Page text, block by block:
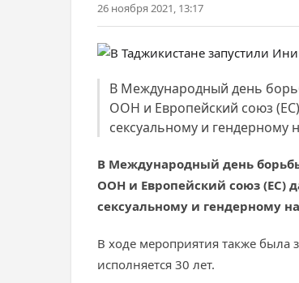
26 ноября 2021, 13:17
В Международный день
ООН и Европейский союз
сексуальному и
В Международный день
ООН и Европейский союз (ЕС)
сексуальному и гендерному
В ходе мероприятия также была
исполняется 30 лет.